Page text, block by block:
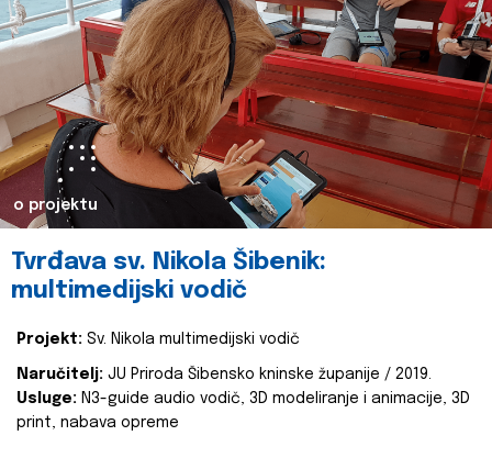
o projektu
Tvrđava sv. Nikola Šibenik:
multimedijski vodič
Projekt: Sv. Nikola multimedijski vodič
Naručitelj: JU Priroda Šibensko kninske županije / 2019.
Usluge: N3-guide audio vodič, 3D modeliranje i animacije, 3D
print, nabava opreme